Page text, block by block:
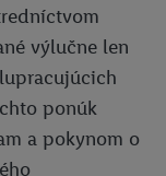
výlučne len
ponúk
a pokynom o